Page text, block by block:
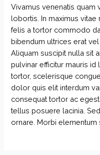
Vivamus venenatis quam
lobortis. In maximus vitae
felis a tortor commodo
bibendum ultrices erat
Aliquam suscipit nulla sit
pulvinar efficitur mauris id
tortor, scelerisque
dolor quis elit interdum
consequat tortor ac
tellus posuere lacinia.
ornare. Morbi